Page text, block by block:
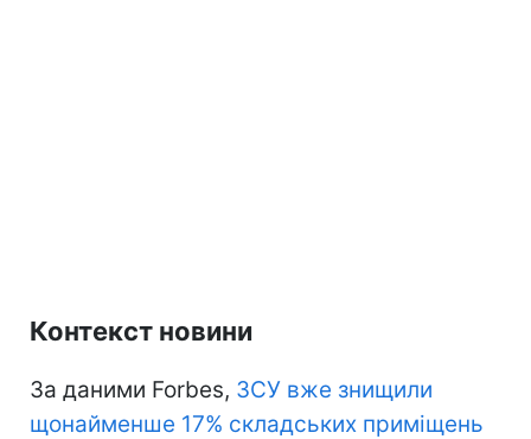
Контекст новини
За даними Forbes, ЗСУ вже знищили
щонайменше 17% складських приміщень